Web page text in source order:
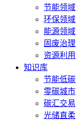
节能领域
环保领域
能源领域
固废治理
资源利用
知识库
节能低碳
零碳城市
碳汇交易
光储直柔